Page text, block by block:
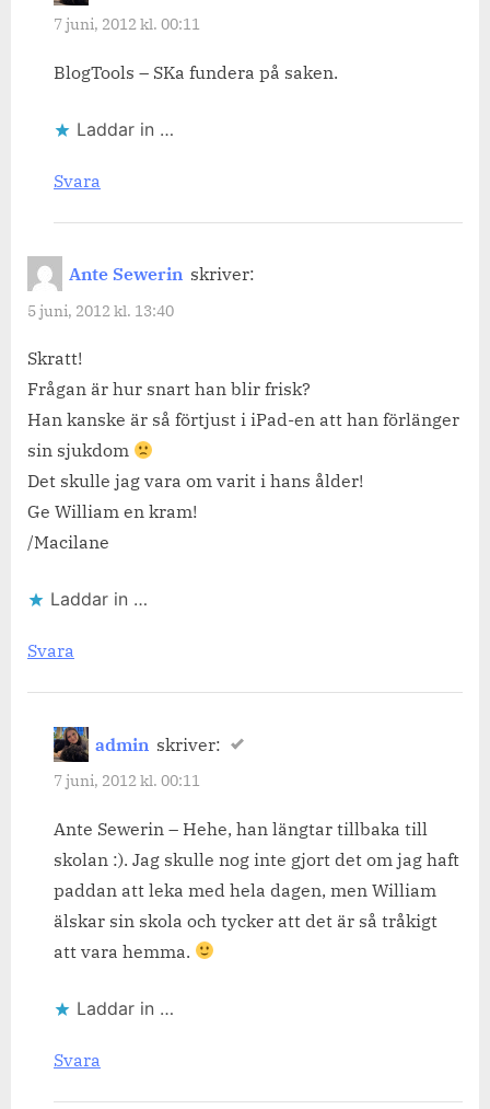
7 juni, 2012 kl. 00:11
BlogTools – SKa fundera på saken.
Laddar in …
Svara
Ante Sewerin skriver:
5 juni, 2012 kl. 13:40
Skratt!
Frågan är hur snart han blir frisk?
Han kanske är så förtjust i iPad-en att han förlänger
sin sjukdom
Det skulle jag vara om varit i hans ålder!
Ge William en kram!
/Macilane
Laddar in …
Svara
admin skriver:
7 juni, 2012 kl. 00:11
Ante Sewerin – Hehe, han längtar tillbaka till
skolan :). Jag skulle nog inte gjort det om jag haft
paddan att leka med hela dagen, men William
älskar sin skola och tycker att det är så tråkigt
att vara hemma.
Laddar in …
Svara